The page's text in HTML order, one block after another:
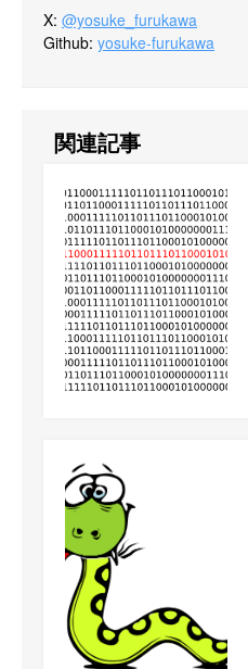
X: @yosuke_furukawa
Github: yosuke-furukawa
関連記事